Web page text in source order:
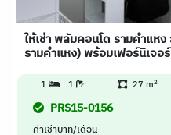
ให้เช่า พลัมคอนโด รามคำแห
รามคำแหง) พร้อมเฟอร์นิเจอ
1 1 27 m2
PRS15-0156
ค่าเช่าบาท/เดือน